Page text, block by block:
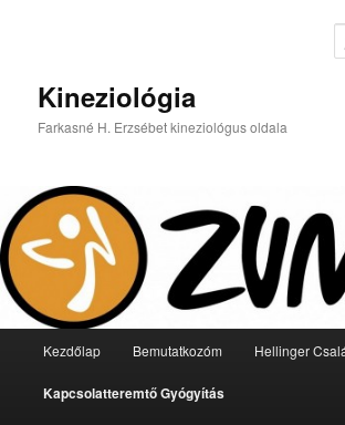
Kineziológia
Farkasné H. Erzsébet kineziológus oldala
Kezdőlap Bemutatkozóm Hellinger
Kapcsolatteremtő Gyógyítás